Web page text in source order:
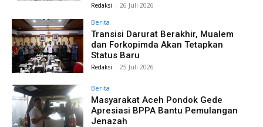
Redaksi - 26 Juli 2026
Berita
Transisi Darurat Berakhir, Mualem
dan Forkopimda Akan Tetapkan
Status Baru
Redaksi - 25 Juli 2026
Berita
Masyarakat Aceh Pondok Gede
Apresiasi BPPA Bantu Pemulangan
Jenazah